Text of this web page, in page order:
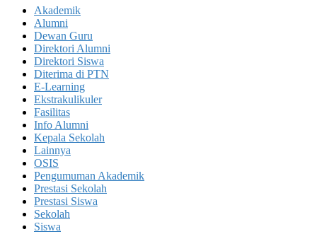
Akademik
Alumni
Dewan Guru
Direktori Alumni
Direktori Siswa
Diterima di PTN
E-Learning
Ekstrakulikuler
Fasilitas
Info Alumni
Kepala Sekolah
Lainnya
OSIS
Pengumuman Akademik
Prestasi Sekolah
Prestasi Siswa
Sekolah
Siswa